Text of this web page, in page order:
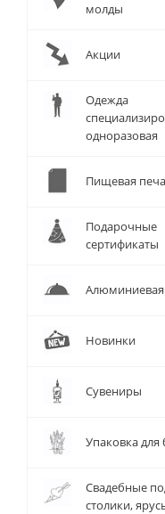
молды
Акции
Одежда
одноразовая
Пищевая
Подарочные
сертификаты
Алюминиевая
Новинки
Сувениры
Упаковка для
Свадебные
столики,